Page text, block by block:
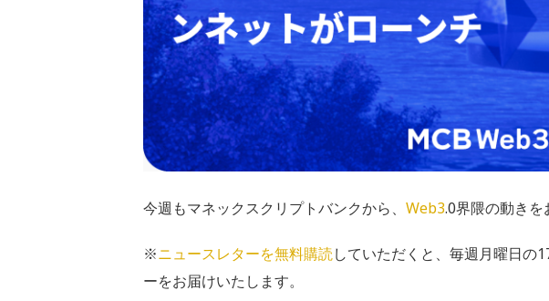
今週もマネックスクリプトバンクから、 Web3.0界隈の動きを
※ニュースレターを無料購読していただくと、毎週月曜日の
ーをお届けいたします。